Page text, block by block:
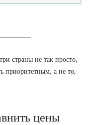
страны не так просто,
приоритетным, а не то,
цены